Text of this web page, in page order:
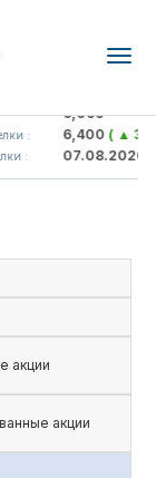
AJ)
6,099
: 6,400( ▲
: 07.08.2026
акции
акции